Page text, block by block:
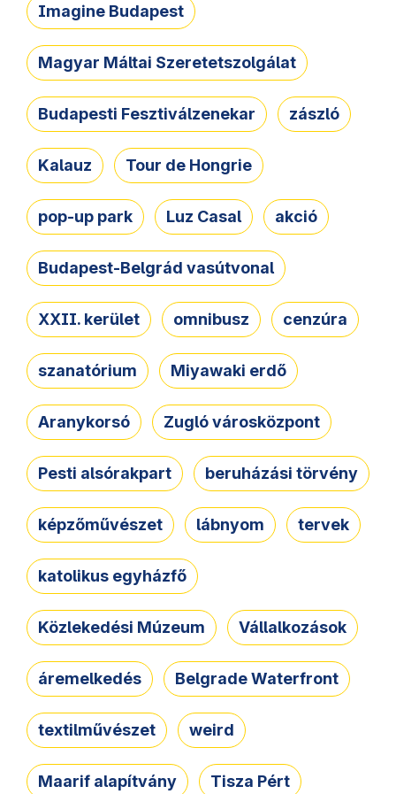
Imagine Budapest
Magyar Máltai Szeretetszolgálat
Budapesti Fesztiválzenekar zászló
Kalauz Tour de Hongrie
pop-up park Luz Casal akció
Budapest-Belgrád vasútvonal
XXII. kerület omnibusz cenzúra
szanatórium Miyawaki erdő
Aranykorsó Zugló városközpont
Pesti alsórakpart beruházási törvény
képzőművészet lábnyom tervek
katolikus egyházfő
Közlekedési Múzeum Vállalkozások
áremelkedés Belgrade Waterfront
textilművészet weird
Maarif alapítvány Tisza Pért